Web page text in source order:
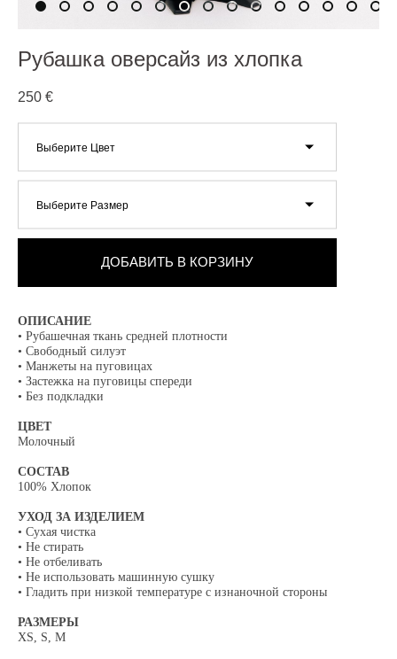
Рубашка оверсайз из хлопка
250 €
Выберите Цвет
Выберите Размер
ДОБАВИТЬ В КОРЗИНУ
ОПИСАНИЕ
• Рубашечная ткань средней плотности
• Свободный силуэт
• Манжеты на пуговицах
• Застежка на пуговицы спереди
• Без подкладки
ЦВЕТ
Молочный
СОСТАВ
100% Хлопок
УХОД ЗА ИЗДЕЛИЕМ
• Сухая чистка
• Не стирать
• Не отбеливать
• Не использовать машинную сушку
• Гладить при низкой температуре с изнаночной стороны
РАЗМЕРЫ
XS, S, M